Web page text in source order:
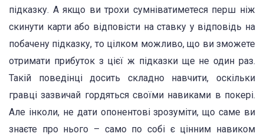
підказку. А якщо ви трохи сумніватиметеся перш ніж
скинути карти або відповісти на ставку у відповідь на
побачену підказку, то цілком можливо, що ви зможете
отримати прибуток з цієї ж підказки ще не один раз.
Такій поведінці досить складно навчити, оскільки
гравці зазвичай гордяться своїми навиками в покері.
Але інколи, не дати опонентові зрозуміти, що саме ви
знаєте про нього – само по собі є цінним навиком